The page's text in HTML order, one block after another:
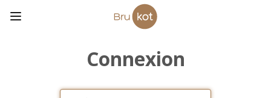
Connexion